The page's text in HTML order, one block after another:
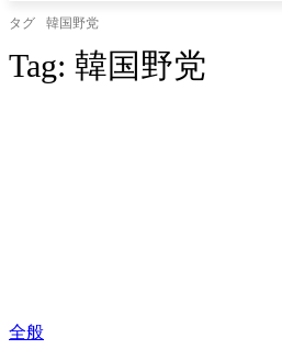
タグ 韓国野党
Tag: 韓国野党
全般